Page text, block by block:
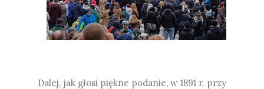
Dalej, jak głosi piękne podanie, w 1891 r. przy